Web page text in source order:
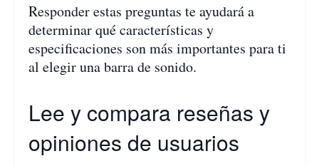
Responder estas preguntas te ayudará a
determinar qué características y
especificaciones son más importantes para ti
al elegir una barra de sonido.
Lee y compara reseñas y
opiniones de usuarios